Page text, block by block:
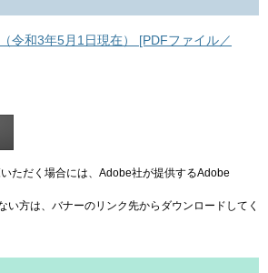
令和3年5月1日現在） [PDFファイル／
ただく場合には、Adobe社が提供するAdobe
い方は、バナーのリンク先からダウンロードしてく